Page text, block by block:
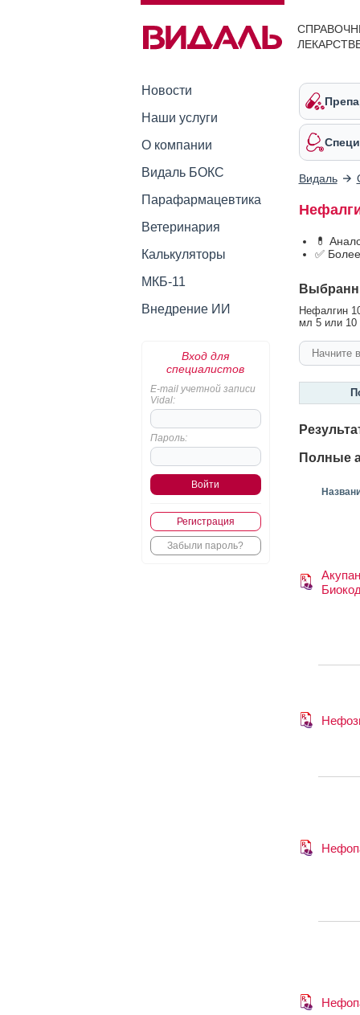
Новости
Наши услуги
О компании
Видаль БОКС
Парафармацевтика
Ветеринария
Калькуляторы
МКБ-11
Внедрение ИИ
Вход для
специалистов
E-mail учетной записи
Vidal:
Пароль:
Регистрация
Забыли пароль?
Видаль
💊
✅
Нефалгин
мл 5 или 10
Полные
Акупан